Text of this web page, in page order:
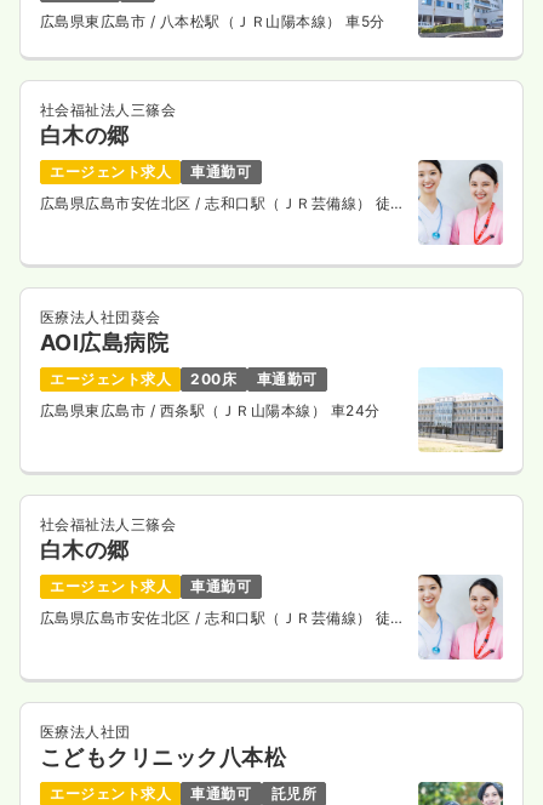
広島県東広島市 / 八本松駅（ＪＲ山陽本線） 車5分
社会福祉法人三篠会
白木の郷
エージェント求人
車通勤可
広島県広島市安佐北区/ 志和口駅（ＪＲ芸備線） 徒歩
医療法人社団葵会
AOI広島病院
エージェント求人 200床
車通勤可
広島県東広島市 / 西条駅（ＪＲ山陽本線） 車24分
社会福祉法人三篠会
白木の郷
エージェント求人
車通勤可
広島県広島市安佐北区/ 志和口駅（ＪＲ芸備線） 徒歩
医療法人社団
こどもクリニック八本松
エージェント求人 車通勤可
託児所